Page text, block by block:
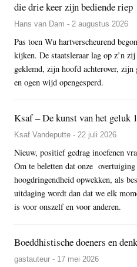
die drie keer zijn bediende riep
Hans van Dam - 2 augustus 2026
Pas toen Wu hartverscheurend
kijken. De staatsleraar lag op z’n
geklemd, zijn hoofd achterover,
en ogen wijd opengesperd.
Ksaf – De kunst van het geluk 1
Ksaf Vandeputte - 22 juli 2026
Nieuw, positief gedrag inoefenen
Om te beletten dat onze
hoogdringendheid opwekken, als
uitdaging wordt dan dat we elk
is voor onszelf en voor anderen.
Boeddhistische doeners en
gastauteur - 17 mei 2026